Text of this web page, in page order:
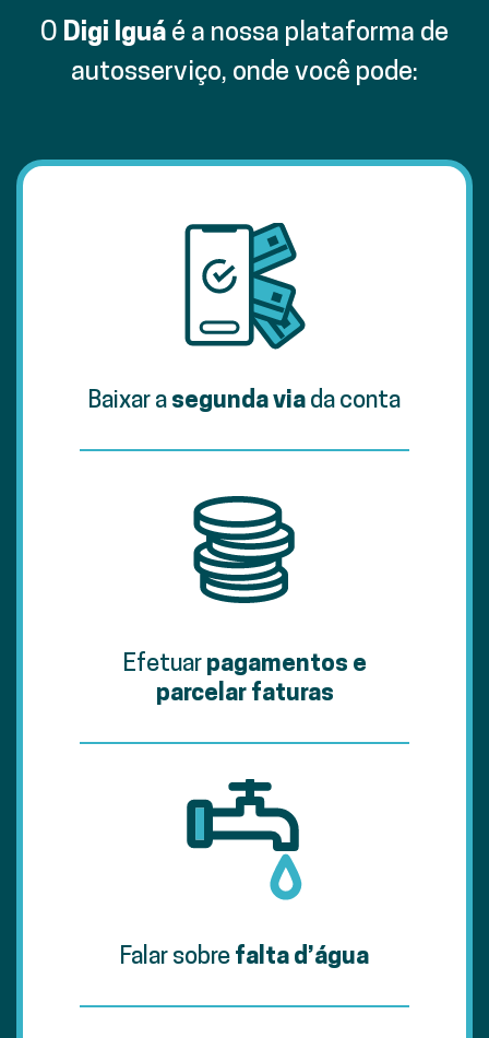
O Digi Iguá é a nossa plataforma de
autosserviço, onde você pode:
Baixar asegunda viada conta
Efetuarpagamentos e
parcelar faturas
Falar sobrefalta d’água